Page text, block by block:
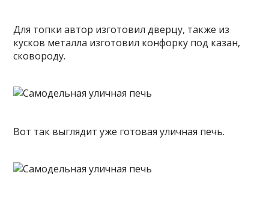
Для топки автор изготовил дверцу, также из
кусков металла изготовил конфорку под казан,
сковороду.
Вот так выглядит уже готовая уличная печь.